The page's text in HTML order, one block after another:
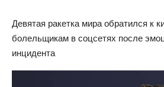
Девятая ракетка мира обратился к
болельщикам в соцсетях после
инцидента